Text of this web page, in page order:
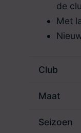
de
Met
Club
Maat
Seizoen